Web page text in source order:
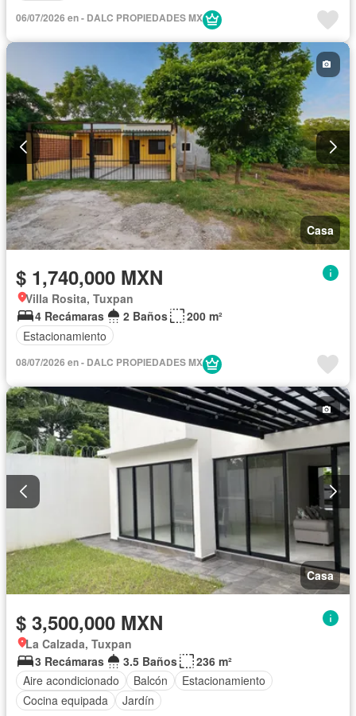
06/07/2026 en - DALC PROPIEDADES MX
Casa
$ 1,740,000 MXN
Villa Rosita, Tuxpan
4 Recámaras
2 Baños
200 m²
Estacionamiento
08/07/2026 en - DALC PROPIEDADES MX
Casa
$ 3,500,000 MXN
La Calzada, Tuxpan
3 Recámaras
3.5 Baños
236 m²
Aire acondicionado
Balcón
Estacionamiento
Cocina equipada
Jardín